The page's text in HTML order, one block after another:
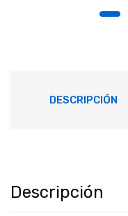
DESCRIPCIÓN
Descripción